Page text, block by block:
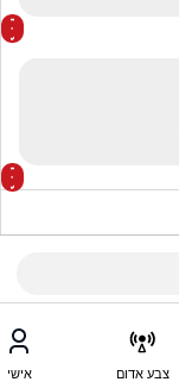
צבע אדום אישי